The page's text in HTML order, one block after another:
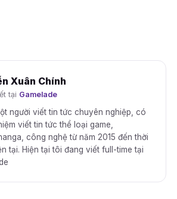
Xuân Chính
tại Gamelade
người viết tin tức chuyên nghiệp, có
viết tin tức thể loại game,
công nghệ từ năm 2015 đến thời
tại. Hiện tại tôi đang viết full-time tại